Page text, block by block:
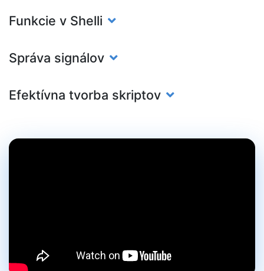
Funkcie v Shelli
Správa signálov
Efektívna tvorba skriptov